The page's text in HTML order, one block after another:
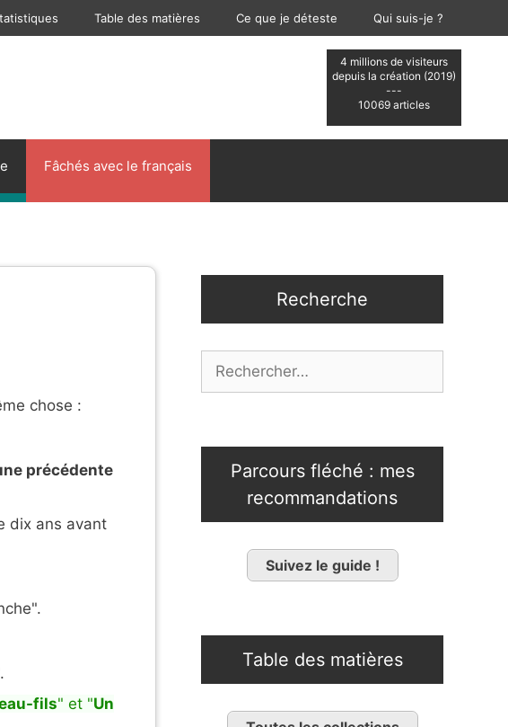
Table des matières Ce que je déteste Qui suis-je ?
4 millions de visiteurs
depuis la création (2019)
---
10069 articles
Fâchés avec le français
chose :
précédente
dix ans avant
fils" et "Un
Recherche
Parcours fléché : mes
recommandations
Suivez le guide !
Table des matières